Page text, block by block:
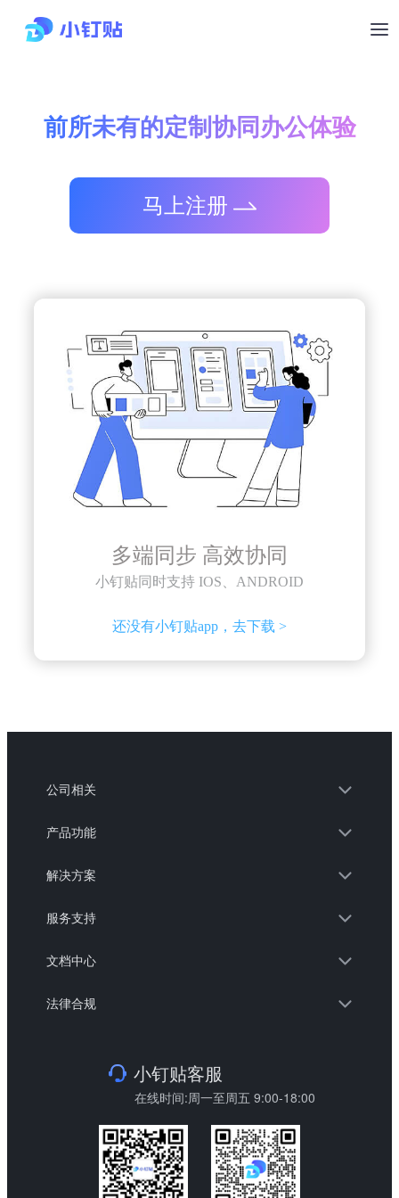
前所未有的定制协同办公体验
马上注册
多端同步 高效协同
小钉贴同时支持 IOS、ANDROID
还没有小钉贴app，去下载 >
公司相关
产品功能
解决方案
服务支持
文档中心
法律合规
小钉贴客服
在线时间:周一至周五 9:00-18:00